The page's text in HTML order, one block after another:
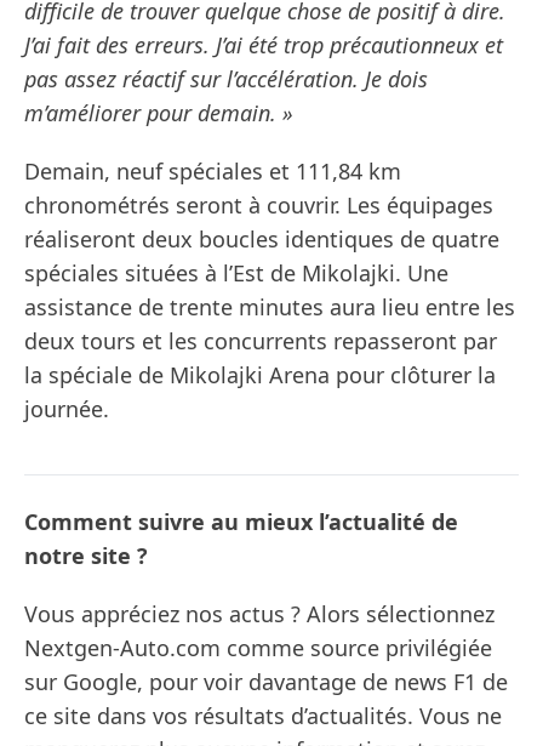
difficile de trouver quelque chose de positif à dire.
J’ai fait des erreurs. J’ai été trop précautionneux et
pas assez réactif sur l’accélération. Je dois
m’améliorer pour demain. »
Demain, neuf spéciales et 111,84 km
chronométrés seront à couvrir. Les équipages
réaliseront deux boucles identiques de quatre
spéciales situées à l’Est de Mikolajki. Une
assistance de trente minutes aura lieu entre les
deux tours et les concurrents repasseront par
la spéciale de Mikolajki Arena pour clôturer la
journée.
Comment suivre au mieux l’actualité de
notre site ?
Vous appréciez nos actus ? Alors sélectionnez
Nextgen-Auto.com comme source privilégiée
sur Google, pour voir davantage de news F1 de
ce site dans vos résultats d’actualités. Vous ne